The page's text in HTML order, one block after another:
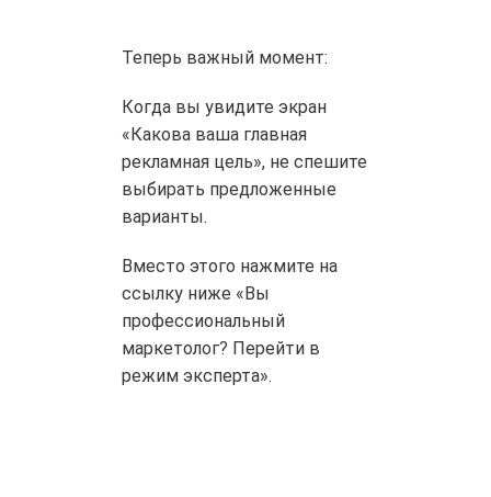
Теперь важный момент:
Когда вы увидите экран
«Какова ваша главная
рекламная цель», не спешите
выбирать предложенные
варианты.
Вместо этого нажмите на
ссылку ниже «Вы
профессиональный
маркетолог? Перейти в
режим эксперта».